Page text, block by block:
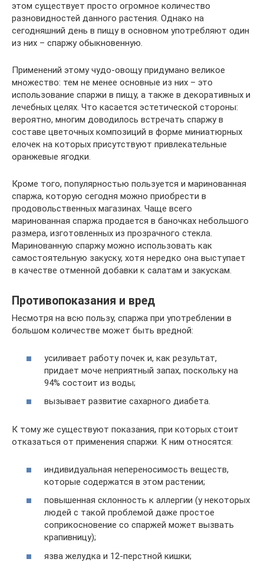
этом существует просто огромное количество
разновидностей данного растения. Однако на
сегодняшний день в пищу в основном употребляют один
из них – спаржу обыкновенную.
Применений этому чудо-овощу придумано великое
множество: тем не менее основные из них – это
использование спаржи в пищу, а также в декоративных и
лечебных целях. Что касается эстетической стороны:
вероятно, многим доводилось встречать спаржу в
составе цветочных композиций в форме миниатюрных
елочек на которых присутствуют привлекательные
оранжевые ягодки.
Кроме того, популярностью пользуется и маринованная
спаржа, которую сегодня можно приобрести в
продовольственных магазинах. Чаще всего
маринованная спаржа продается в баночках небольшого
размера, изготовленных из прозрачного стекла.
Маринованную спаржу можно использовать как
самостоятельную закуску, хотя нередко она выступает
в качестве отменной добавки к салатам и закускам.
Противопоказания и вред
Несмотря на всю пользу, спаржа при употреблении в
большом количестве может быть вредной:
усиливает работу почек и, как результат,
придает моче неприятный запах, поскольку на
94% состоит из воды;
вызывает развитие сахарного диабета.
К тому же существуют показания, при которых стоит
отказаться от применения спаржи. К ним относятся:
индивидуальная непереносимость веществ,
которые содержатся в этом растении;
повышенная склонность к аллергии (у некоторых
людей с такой проблемой даже простое
соприкосновение со спаржей может вызвать
крапивницу);
язва желудка и 12-перстной кишки;